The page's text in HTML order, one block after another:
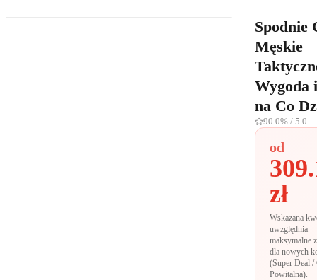
Spodnie
Męskie
Wygoda
na Co
90.0% / 5.0
od
zł
Wskazana
uwzględnia
maksymalne
dla nowych
(Super Deal /
Powitalna).